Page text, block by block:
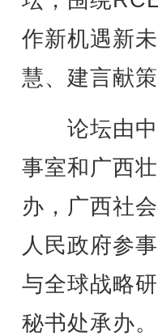
作新机遇新
慧、建言献
论坛由中
事室和广西
办，广西社
人民政府参
与全球战略
秘书处承办。